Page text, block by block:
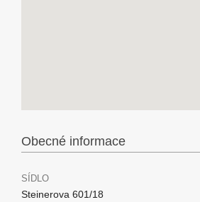
Obecné informace
SÍDLO
Steinerova 601/18